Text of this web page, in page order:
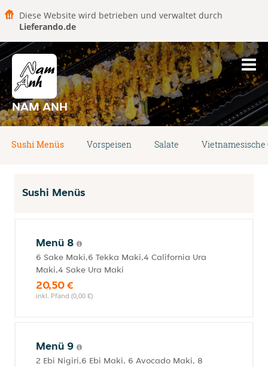
Diese Website wird betrieben und verwaltet durch
Lieferando.de
NAM ANH
Sushi Menüs Vorspeisen Salate Vietnamesische
Sushi Menüs
Menü 8
6 Sake Maki,6 Tekka Maki,4 California Ura
Maki,4 Sake Ura Maki
20,50 €
inkl. Pfand (0,00 €)
Menü 9
2 Ebi Nigiri,6 Ebi Maki, 6 Avocado Maki, 8